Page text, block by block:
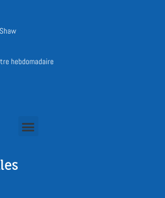
hebdomadaire